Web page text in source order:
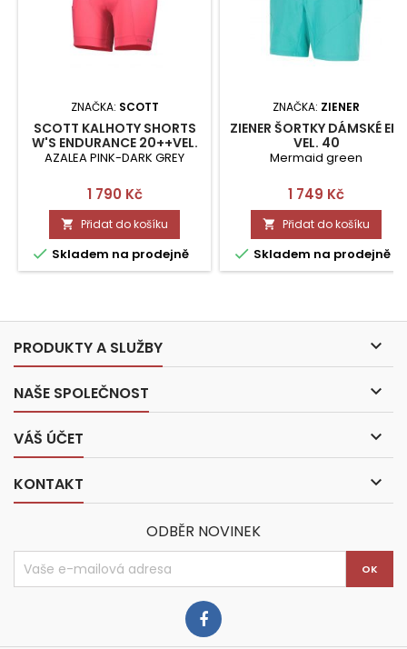
ZNAČKA: SCOTT
SCOTT KALHOTY SHORTS
W'S ENDURANCE 20++VEL.
S
AZALEA PINK-DARK GREY
Cena
1 790 Kč
 Přidat do košíku
 Skladem na prodejně
ZNAČKA: ZIENER
ZIENER ŠORTKY DÁMSKÉ EIB
VEL. 40
Mermaid green
Cena
1 749 Kč
 Přidat do košíku
 Skladem na prodejně
PRODUKTY A SLUŽBY 
NAŠE SPOLEČNOST 
VÁŠ ÚČET 
KONTAKT 
ODBĚR NOVINEK